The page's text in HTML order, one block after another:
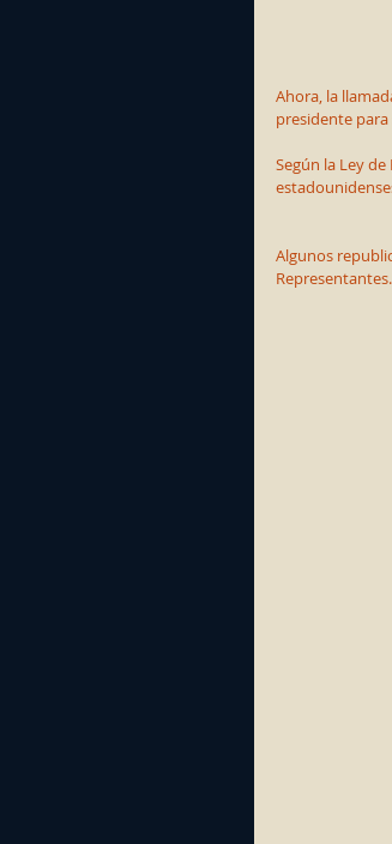
Ahora, la
presidente
Según la Ley
Algunos
Representantes.